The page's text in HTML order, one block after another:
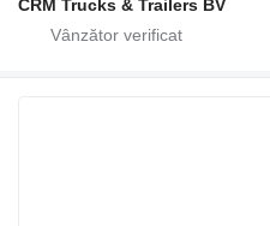
CRM Trucks & Trailers BV